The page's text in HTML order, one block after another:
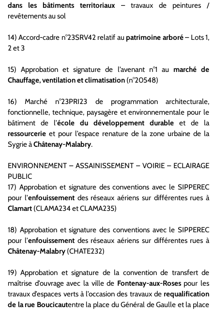
dans les bâtiments territoriaux – travaux de peintures /
revêtements au sol
14) Accord-cadre n°23SRV42 relatif aupatrimoine arboré– Lots 1,
2 et 3
15) Approbation et signature de l’avenant n°1 au marché de
Chauffage, ventilation et climatisation (n°20548)
16) Marché n°23PRI23 de programmation architecturale,
fonctionnelle, technique, paysagère et environnementale pour le
bâtiment de l’école du développement durable et de la
ressourcerie et pour l’espace renature de la zone urbaine de la
Sygrie àChâtenay-Malabry.
ENVIRONNEMENT – ASSAINISSEMENT – VOIRIE – ECLAIRAGE
PUBLIC
17) Approbation et signature des conventions avec le SIPPEREC
pour l’enfouissementdes réseaux aériens sur différentes rues à
Clamart (CLAMA234 et CLAMA235)
18) Approbation et signature des conventions avec le SIPPEREC
pour l’enfouissementdes réseaux aériens sur différentes rues à
Châtenay-Malabry (CHATE232)
19) Approbation et signature de la convention de transfert de
maîtrise d’ouvrage avec la ville de Fontenay-aux-Rosespour les
travaux d’espaces verts à l’occasion des travaux de requalification
de la rue Boucicautentre la place du Général de Gaulle et la place